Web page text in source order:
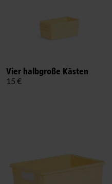
Vier halbgroße Kästen
15 €